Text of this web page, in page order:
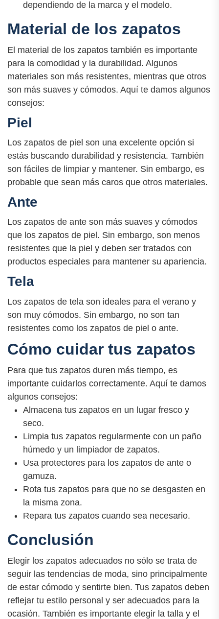
dependiendo de la marca y el modelo.
Material de los zapatos
El material de los zapatos también es importante
para la comodidad y la durabilidad. Algunos
materiales son más resistentes, mientras que otros
son más suaves y cómodos. Aquí te damos algunos
consejos:
Piel
Los zapatos de piel son una excelente opción si
estás buscando durabilidad y resistencia. También
son fáciles de limpiar y mantener. Sin embargo, es
probable que sean más caros que otros materiales.
Ante
Los zapatos de ante son más suaves y cómodos
que los zapatos de piel. Sin embargo, son menos
resistentes que la piel y deben ser tratados con
productos especiales para mantener su apariencia.
Tela
Los zapatos de tela son ideales para el verano y
son muy cómodos. Sin embargo, no son tan
resistentes como los zapatos de piel o ante.
Cómo cuidar tus zapatos
Para que tus zapatos duren más tiempo, es
importante cuidarlos correctamente. Aquí te damos
algunos consejos:
Almacena tus zapatos en un lugar fresco y
seco.
Limpia tus zapatos regularmente con un paño
húmedo y un limpiador de zapatos.
Usa protectores para los zapatos de ante o
gamuza.
Rota tus zapatos para que no se desgasten en
la misma zona.
Repara tus zapatos cuando sea necesario.
Conclusión
Elegir los zapatos adecuados no sólo se trata de
seguir las tendencias de moda, sino principalmente
de estar cómodo y sentirte bien. Tus zapatos deben
reflejar tu estilo personal y ser adecuados para la
ocasión. También es importante elegir la talla y el